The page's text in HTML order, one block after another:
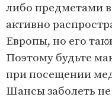
либо предметами
активно
Европы, но его
Поэтому будьте
при посещении
Шансы заболеть